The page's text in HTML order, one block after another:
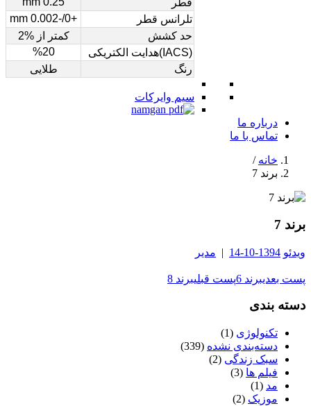
قطر
تلرانس قطر
+0/-0.002 mm
حد کشش
کمتر از %2
(IACS)هدایت الکتریکی
%20
رنگ
طلایی
سیم وایرکات
درباره ما
تماس با ما
خانه /
برند 7
برند 7
ویدئو 1394-10-14
| مدیر
پست بعدیبرند 6 پست قبلیبرند 8
دسته بندی
تکنولوژی (1)
دسته‌بندی نشده (339)
سبک زندگی (2)
فیلم ها (3)
مد (1)
موزیک (2)